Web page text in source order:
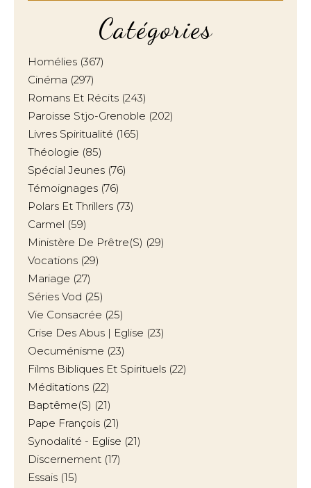
Catégories
Homélies (367)
Cinéma (297)
Romans Et Récits (243)
Paroisse Stjo-Grenoble (202)
Livres Spiritualité (165)
Théologie (85)
Spécial Jeunes (76)
Témoignages (76)
Polars Et Thrillers (73)
Carmel (59)
Ministère De Prêtre(s) (29)
Vocations (29)
Mariage (27)
Séries Vod (25)
Vie Consacrée (25)
Crise Des Abus | Eglise (23)
Oecuménisme (23)
Films Bibliques Et Spirituels (22)
Méditations (22)
Baptême(s) (21)
Pape François (21)
Synodalité - Eglise (21)
Discernement (17)
Essais (15)